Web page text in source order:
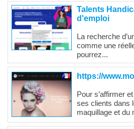
Talents
d'emploi
La recherche
comme une
pourrez...
https://
Pour s’affirmer
ses clients dans
maquillage et du